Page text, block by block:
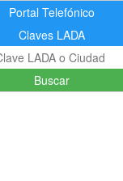
Portal Telefónico
Claves LADA
Buscar